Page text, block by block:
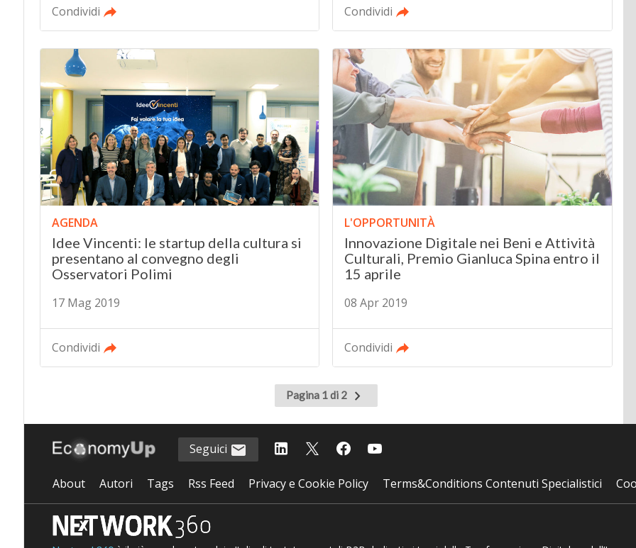
Condividi Condividi
AGENDA
Idee Vincenti: le startup della cultura si
presentano al convegno degli
Osservatori Polimi
17 Mag 2019
Condividi
L'OPPORTUNITÀ
Innovazione Digitale nei Beni e Attività
Culturali, Premio Gianluca Spina entro il
15 aprile
08 Apr 2019
Condividi
Pagina 1 di 2
Pagina
successiva
Seguici
About Autori Tags Rss Feed Privacy e Cookie Policy Terms&Conditions Contenuti Specialistici